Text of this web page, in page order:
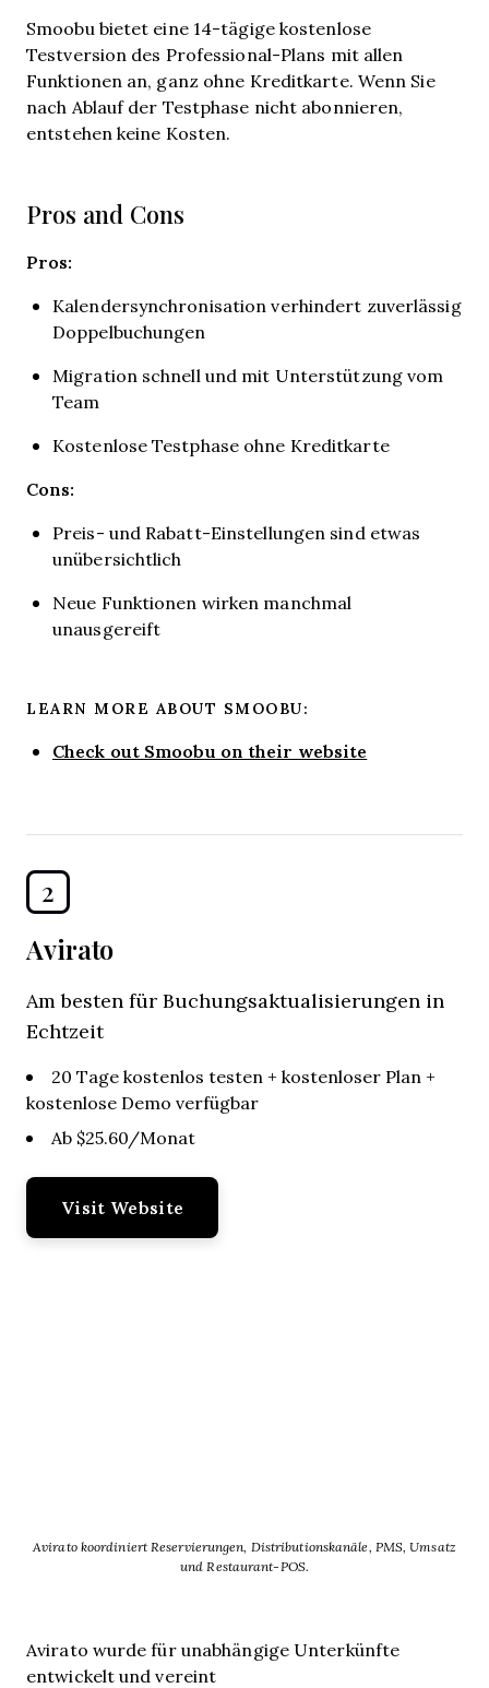
Smoobu bietet eine 14-tägige kostenlose
Testversion des Professional-Plans mit allen
Funktionen an, ganz ohne Kreditkarte. Wenn Sie
nach Ablauf der Testphase nicht abonnieren,
entstehen keine Kosten.
Pros and Cons
Pros:
Kalendersynchronisation verhindert zuverlässig
Doppelbuchungen
Migration schnell und mit Unterstützung vom
Team
Kostenlose Testphase ohne Kreditkarte
Cons:
Preis- und Rabatt-Einstellungen sind etwas
unübersichtlich
Neue Funktionen wirken manchmal
unausgereift
LEARN MORE ABOUT SMOOBU:
Check out Smoobu on their website
2
Avirato
Am besten für Buchungsaktualisierungen in
Echtzeit
20 Tage kostenlos testen + kostenloser Plan +
kostenlose Demo verfügbar
Ab $25.60/Monat
Visit Website
Avirato koordiniert Reservierungen, Distributionskanäle, PMS, Umsatz
und Restaurant-POS.
Avirato wurde für unabhängige Unterkünfte
entwickelt und vereint